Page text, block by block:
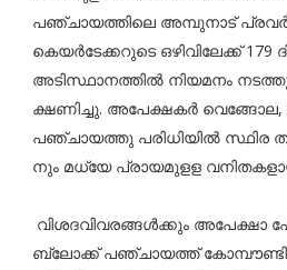
പഞ്ചായത്തിലെ അമ്പുനാട്
കെയർടേക്കറുടെ ഒഴിവിലേക്ക് 179
അടിസ്ഥാനത്തിൽ നിയമനം
ക്ഷണിച്ചു. അപേക്ഷകർ വെങ്ങോല,
പഞ്ചായത്തു പരിധിയിൽ സ്ഥിര
നും മധ്യേ പ്രായമുളള
വിശദവിവരങ്ങൾക്കും അപേക്ഷാ
ബ്ലോക്ക് പഞ്ചായത്ത്